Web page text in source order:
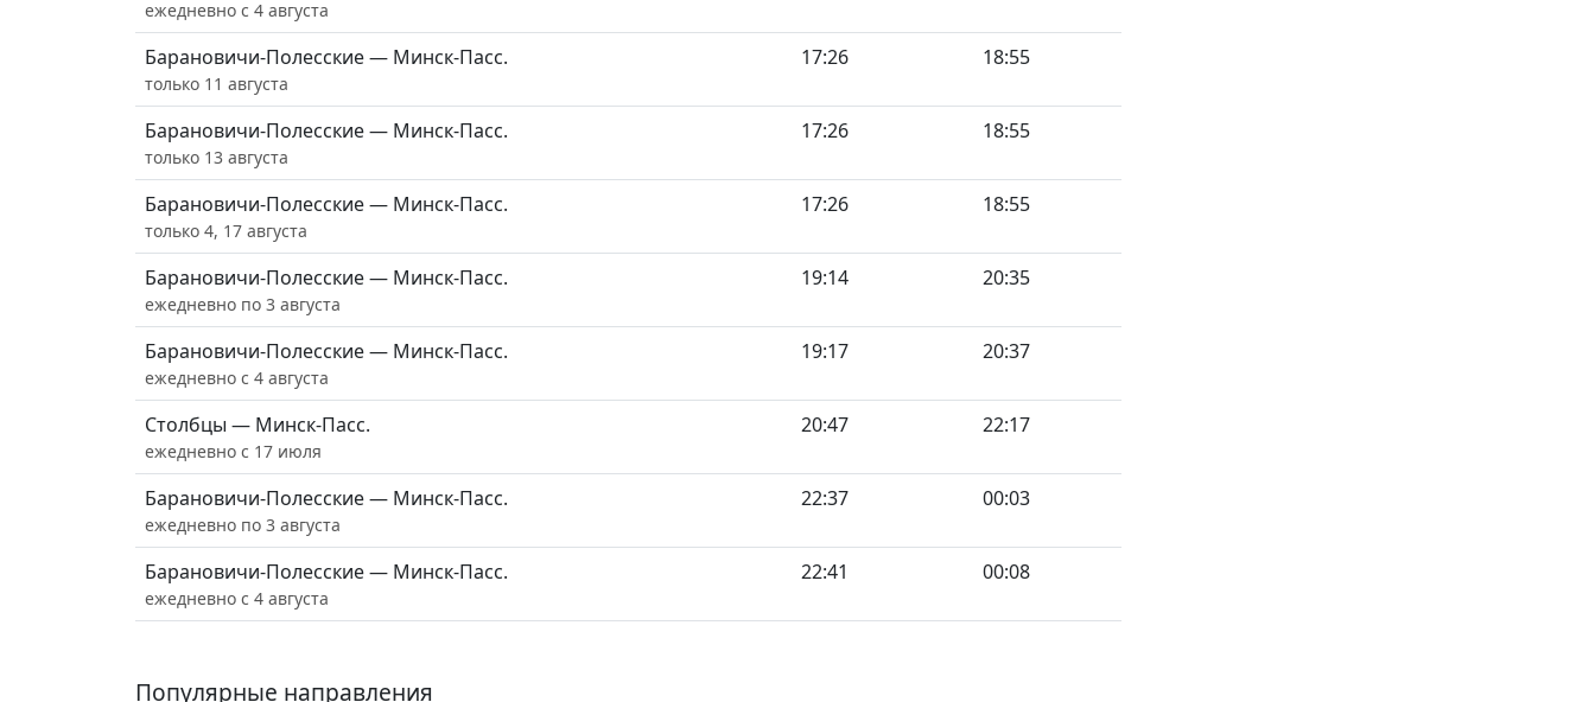
ежедневно с 4 августа
Барановичи-Полесские — Минск-Пасс.
только 11 августа
17:26 18:55
Барановичи-Полесские — Минск-Пасс.
только 13 августа
17:26 18:55
Барановичи-Полесские — Минск-Пасс.
только 4, 17 августа
17:26 18:55
Барановичи-Полесские — Минск-Пасс.
ежедневно по 3 августа
19:14 20:35
Барановичи-Полесские — Минск-Пасс.
ежедневно с 4 августа
19:17 20:37
Столбцы — Минск-Пасс.
ежедневно с 17 июля
20:47 22:17
Барановичи-Полесские — Минск-Пасс.
ежедневно по 3 августа
22:37 00:03
Барановичи-Полесские — Минск-Пасс.
ежедневно с 4 августа
22:41 00:08
Популярные направления